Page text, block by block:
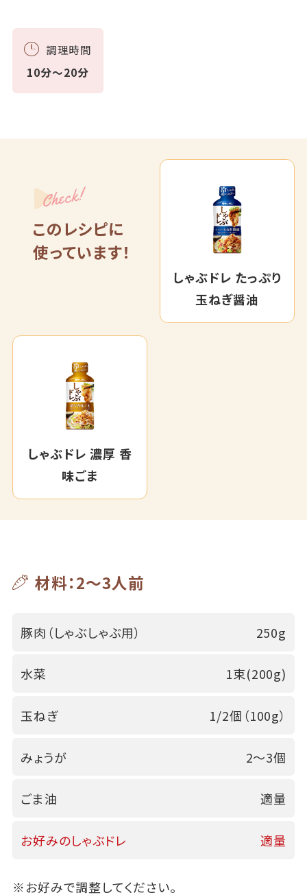
調理時間
10分～20分
Check!
このレシピに
使っています！
しゃぶドレ たっぷり
玉ねぎ醤油
しゃぶドレ 濃厚 香
味ごま
材料：2～3人前
豚肉（しゃぶしゃぶ用） 250g
水菜 1束(200g)
玉ねぎ 1/2個（100g）
みょうが 2～3個
ごま油 適量
お好みのしゃぶドレ 適量
※お好みで調整してください。